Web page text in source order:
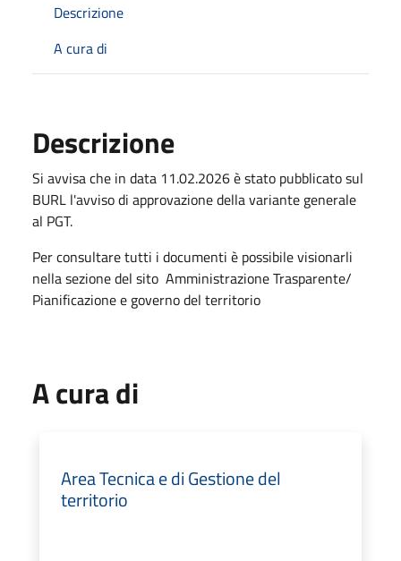
Descrizione
A cura di
Descrizione
Si avvisa che in data 11.02.2026 è stato pubblicato sul
BURL l'avviso di approvazione della variante generale
al PGT.
Per consultare tutti i documenti è possibile visionarli
nella sezione del sito Amministrazione Trasparente/
Pianificazione e governo del territorio
A cura di
Area Tecnica e di Gestione del
territorio